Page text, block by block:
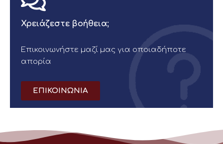
Χρειάζεστε βοήθεια;
Επικοινωνήστε μαζί μας για οποιαδήποτε
απορία
ΕΠΙΚΟΙΝΩΝΙΑ